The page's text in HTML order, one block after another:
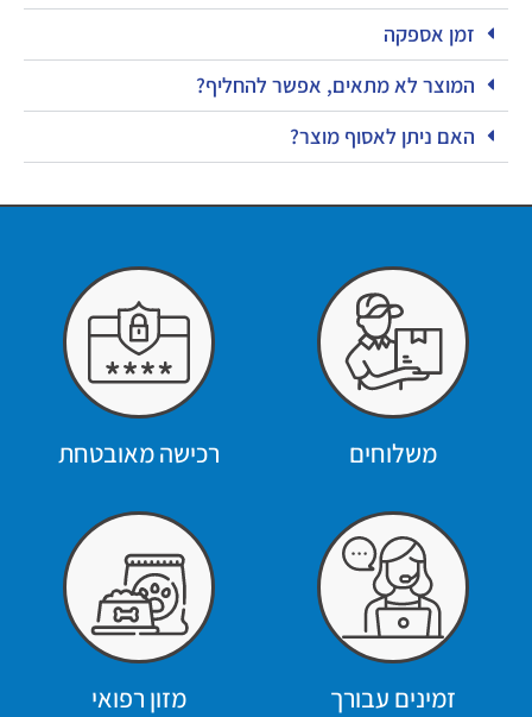
זמן אספקה
המוצר לא מתאים, אפשר להחליף?
האם ניתן לאסוף מוצר?
משלוחים רכישה מאובטחת
זמינים עבורך מזון רפואי